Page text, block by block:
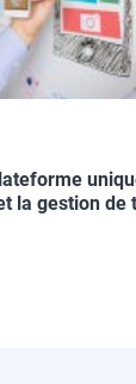
la gestion de